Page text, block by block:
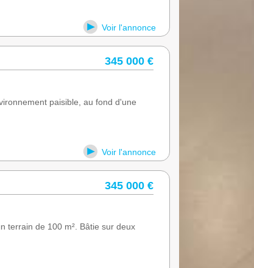
Voir l'annonce
345 000 €
paisible, au fond d'une
Voir l'annonce
345 000 €
terrain de 100 m². Bâtie sur deux